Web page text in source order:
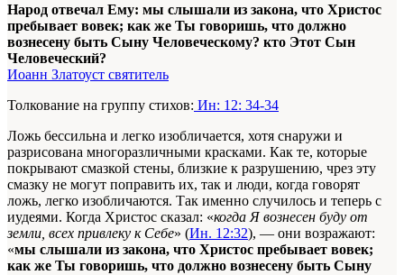
Народ отвечал Ему: мы слышали из закона, что Христос
пребывает вовек; как же Ты говоришь, что должно
вознесену быть Сыну Человеческому? кто Этот Сын
Человеческий?
Иоанн Златоуст святитель
Толкование на группу стихов: Ин: 12: 34-34
Ложь бессильна и легко изобличается, хотя снаружи и
разрисована многоразличными красками. Как те, которые
покрывают смазкой стены, близкие к разрушению, чрез эту
смазку не могут поправить их, так и люди, когда говорят
ложь, легко изобличаются. Так именно случилось и теперь с
иудеями. Когда Христос сказал: «когда Я вознесен буду от
земли, всех привлеку к Себе» (Ин. 12:32), — они возражают:
«мы слышали из закона, что Христос пребывает вовек;
как же Ты говоришь, что должно вознесену быть Сыну